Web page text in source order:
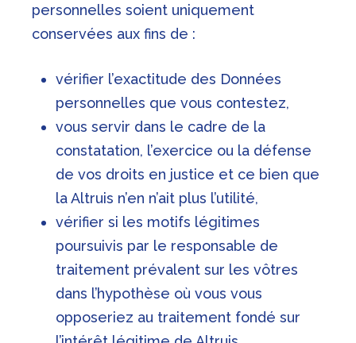
personnelles soient uniquement
conservées aux fins de :
vérifier l’exactitude des Données
personnelles que vous contestez,
vous servir dans le cadre de la
constatation, l’exercice ou la défense
de vos droits en justice et ce bien que
la Altruis n’en n’ait plus l’utilité,
vérifier si les motifs légitimes
poursuivis par le responsable de
traitement prévalent sur les vôtres
dans l’hypothèse où vous vous
opposeriez au traitement fondé sur